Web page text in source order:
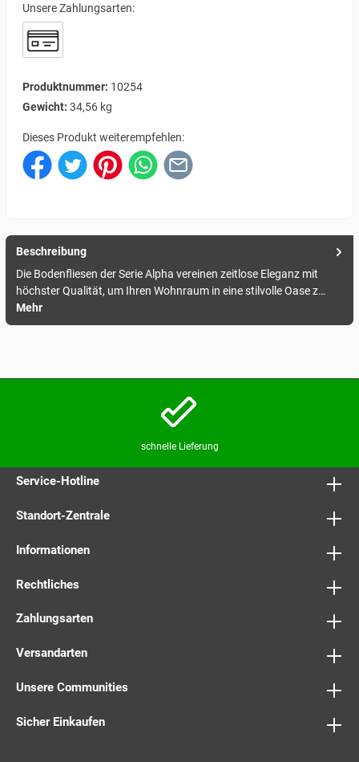
Unsere Zahlungsarten:
Produktnummer: 10254
Gewicht: 34,56 kg
Dieses Produkt weiterempfehlen:
Beschreibung
Die Bodenfliesen der Serie Alpha vereinen zeitlose Eleganz mit
höchster Qualität, um Ihren Wohnraum in eine stilvolle Oase z…
Mehr
schnelle Lieferung
Service-Hotline
Standort-Zentrale
Informationen
Rechtliches
Zahlungsarten
Versandarten
Unsere Communities
Sicher Einkaufen